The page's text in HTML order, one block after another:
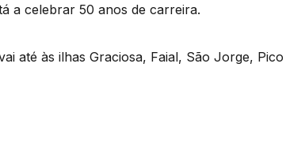
a celebrar 50 anos de carreira.
até às ilhas Graciosa, Faial, São Jorge, Pico